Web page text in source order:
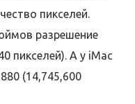
пикселей.
разрешение
пикселей). А у iMac
(14,745,600